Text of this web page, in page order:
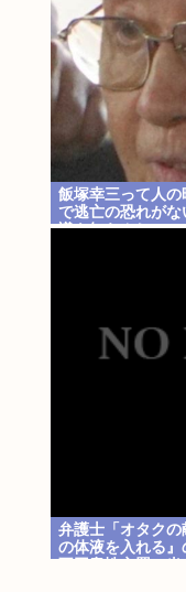
飯塚幸三って人
で逃亡の恐れが
識も知らんし
弁護士「オタク
の体液を入れる